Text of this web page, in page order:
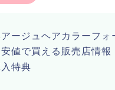
ージュヘアカラーフォ
値で買える販売店情報
特典